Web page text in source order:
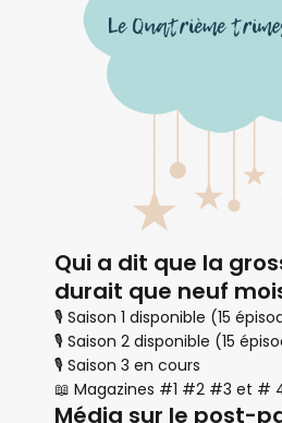
Qui a dit que la
durait que neuf
🎙 Saison 1 disponible (15
🎙 Saison 2 disponible (15
🎙 Saison 3 en cours
📖 Magazines #1 #2 #3 et #
Média sur le post-